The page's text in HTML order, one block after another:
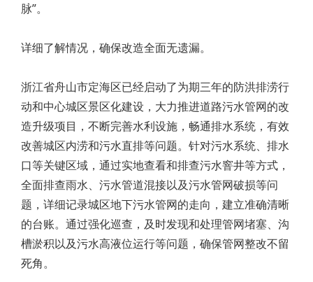
脉”。
详细了解情况，确保改造全面无遗漏。
浙江省舟山市定海区已经启动了为期三年的防洪排涝行
动和中心城区景区化建设，大力推进道路污水管网的改
造升级项目，不断完善水利设施，畅通排水系统，有效
改善城区内涝和污水直排等问题。针对污水系统、排水
口等关键区域，通过实地查看和排查污水窨井等方式，
全面排查雨水、污水管道混接以及污水管网破损等问
题，详细记录城区地下污水管网的走向，建立准确清晰
的台账。通过强化巡查，及时发现和处理管网堵塞、沟
槽淤积以及污水高液位运行等问题，确保管网整改不留
死角。